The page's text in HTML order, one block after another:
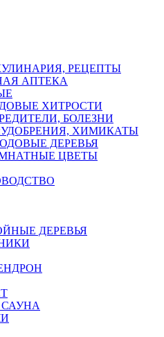
РЕЦЕПТЫ
АПТЕКА
ХИТРОСТИ
БОЛЕЗНИ
УДОБРЕНИЯ, ХИМИКАТЫ
ДЕРЕВЬЯ
ЦВЕТЫ
ДЕРЕВЬЯ